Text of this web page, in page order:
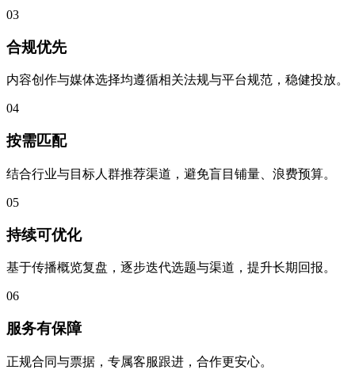
03
合规优先
内容创作与媒体选择均遵循相关法规与平台规范，稳健投放。
04
按需匹配
结合行业与目标人群推荐渠道，避免盲目铺量、浪费预算。
05
持续可优化
基于传播概览复盘，逐步迭代选题与渠道，提升长期回报。
06
服务有保障
正规合同与票据，专属客服跟进，合作更安心。